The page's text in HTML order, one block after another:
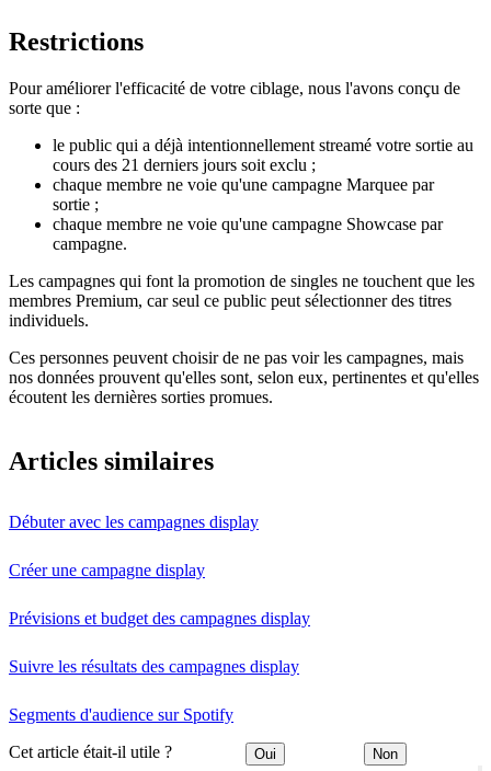
Restrictions
Pour améliorer l'efficacité de votre ciblage, nous l'avons conçu de
sorte que :
le public qui a déjà intentionnellement streamé votre sortie au
cours des 21 derniers jours soit exclu ;
chaque membre ne voie qu'une campagne Marquee par
sortie ;
chaque membre ne voie qu'une campagne Showcase par
campagne.
Les campagnes qui font la promotion de singles ne touchent que les
membres Premium, car seul ce public peut sélectionner des titres
individuels.
Ces personnes peuvent choisir de ne pas voir les campagnes, mais
nos données prouvent qu'elles sont, selon eux, pertinentes et qu'elles
écoutent les dernières sorties promues.
Articles similaires
Débuter avec les campagnes display
Créer une campagne display
Prévisions et budget des campagnes display
Suivre les résultats des campagnes display
Segments d'audience sur Spotify
Cet article était-il utile ? Oui Non